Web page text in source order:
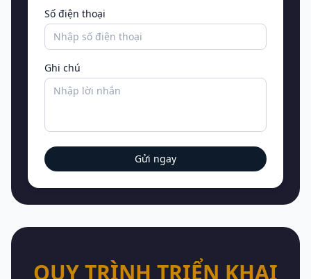
Số điện thoại
Ghi chú
Gửi ngay
QUY TRÌNH TRIỂN KHAI